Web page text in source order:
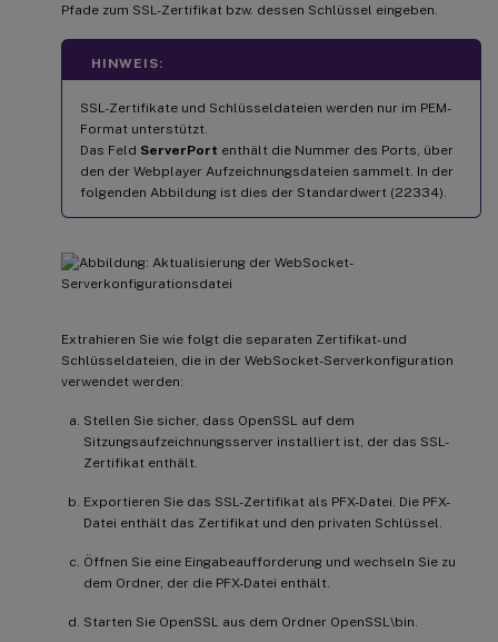
Pfade zum SSL-Zertifikat bzw. dessen Schlüssel eingeben.
HINWEIS:
SSL-Zertifikate und Schlüsseldateien werden nur im PEM-
Format unterstützt.
Das Feld ServerPort enthält die Nummer des Ports, über
den der Webplayer Aufzeichnungsdateien sammelt. In der
folgenden Abbildung ist dies der Standardwert (22334).
Extrahieren Sie wie folgt die separaten Zertifikat- und
Schlüsseldateien, die in der WebSocket-Serverkonfiguration
verwendet werden:
Stellen Sie sicher, dass OpenSSL auf dem
Sitzungsaufzeichnungsserver installiert ist, der das SSL-
Zertifikat enthält.
Exportieren Sie das SSL-Zertifikat als PFX-Datei. Die PFX-
Datei enthält das Zertifikat und den privaten Schlüssel.
Öffnen Sie eine Eingabeaufforderung und wechseln Sie zu
dem Ordner, der die PFX-Datei enthält.
Starten Sie OpenSSL aus dem Ordner OpenSSL\bin.